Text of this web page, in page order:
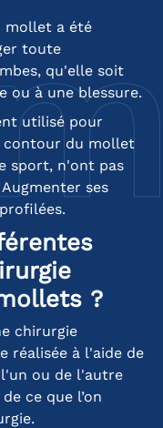
mollet a été
toute
qu'elle soit
ou à une blessure.
utilisé pour
contour du mollet
sport, n'ont pas
ses
?
chirurgie
réalisée à l'aide de
ou de l'autre
ce que l’on